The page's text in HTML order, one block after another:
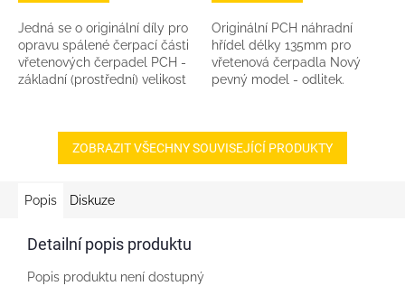
Jedná se o originální díly pro
opravu spálené čerpací části
vřetenových čerpadel PCH -
základní (prostřední) velikost
Originální PCH náhradní
hřídel délky 135mm pro
vřetenová čerpadla Nový
pevný model - odlitek.
starších hřídelí. Materiál...
ZOBRAZIT VŠECHNY SOUVISEJÍCÍ PRODUKTY
Popis Diskuze
Detailní popis produktu
Popis produktu není dostupný